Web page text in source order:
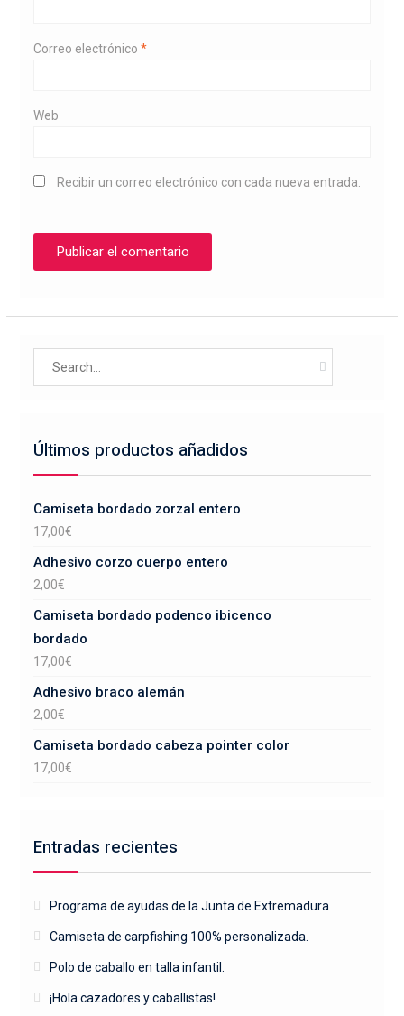
Correo electrónico *
Web
Recibir un correo electrónico con cada nueva entrada.
Últimos productos añadidos
Camiseta bordado zorzal entero
17,00€
Adhesivo corzo cuerpo entero
2,00€
Camiseta bordado podenco ibicenco
bordado
17,00€
Adhesivo braco alemán
2,00€
Camiseta bordado cabeza pointer color
17,00€
Entradas recientes
Programa de ayudas de la Junta de Extremadura
Camiseta de carpfishing 100% personalizada.
Polo de caballo en talla infantil.
¡Hola cazadores y caballistas!